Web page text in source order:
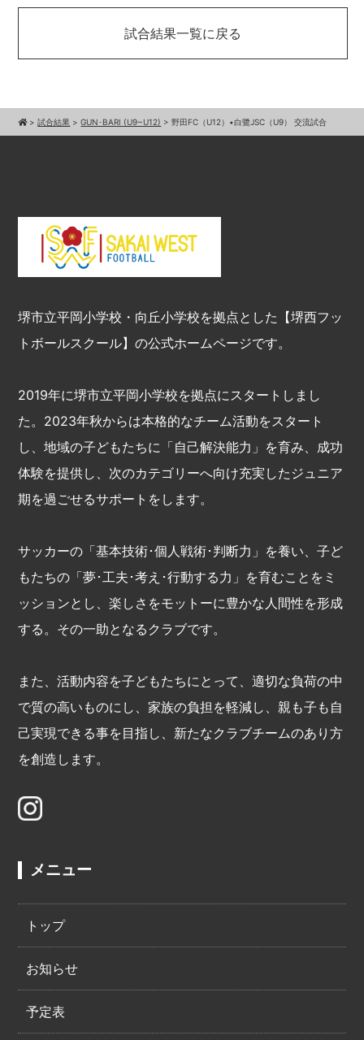
試合結果一覧に戻る
>試合結果 >GUN･BARI (U9~U12) >野田FC（U12）•白鷺JSC（U9） 交流試合
堺市立平岡小学校・向丘小学校を拠点とした【堺西フッ
トボールスクール】の公式ホームページです。
2019年に堺市立平岡小学校を拠点にスタートしまし
た。2023年秋からは本格的なチーム活動をスタート
し、地域の子どもたちに「自己解決能力」を育み、成功
体験を提供し、次のカテゴリーへ向け充実したジュニア
期を過ごせるサポートをします。
サッカーの「基本技術･個人戦術･判断力」を養い、子ど
もたちの「夢･工夫･考え･行動する力」を育むことをミ
ッションとし、楽しさをモットーに豊かな人間性を形成
する。その一助となるクラブです。
また、活動内容を子どもたちにとって、適切な負荷の中
で質の高いものにし、家族の負担を軽減し、親も子も自
己実現できる事を目指し、新たなクラブチームのあり方
を創造します。
メニュー
トップ
お知らせ
予定表